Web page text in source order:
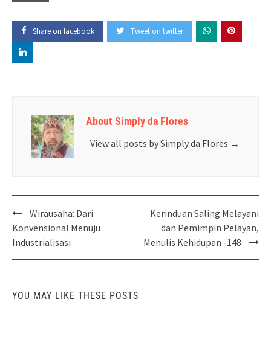
Share on facebook Tweet on twitter
About Simply da Flores
View all posts by Simply da Flores →
Post
navigation
Wirausaha: Dari
Konvensional Menuju
Industrialisasi
Kerinduan Saling Melayani
dan Pemimpin Pelayan,
Menulis Kehidupan -148
YOU MAY LIKE THESE POSTS